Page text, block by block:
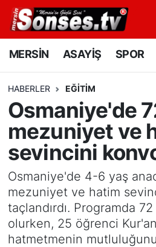
MERSİN ASAYİŞ SPOR
HABERLER EĞİTİM
Osmaniye'de
mezuniyet ve
sevincini
Osmaniye'de 4-6 yaş
mezuniyet ve hatim
taçlandırdı. Programda
olurken, 25 öğrenci
hatmetmenin
MERSİN
SPOR
GÜNÜN MANŞETİ
DÜNYA
KÜLTÜR - SANAT
MAGAZİN
Mersin Nöbetçi
Mersin Namaz Vakitleri
Mersin Trafik Yoğunluk
Süper Lig Puan Durumu
Tüm Manşetler
Son Dakika Haberleri